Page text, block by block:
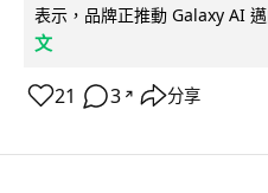
表示，品牌正推動 Galaxy AI
文
21 3 ↗ 分享